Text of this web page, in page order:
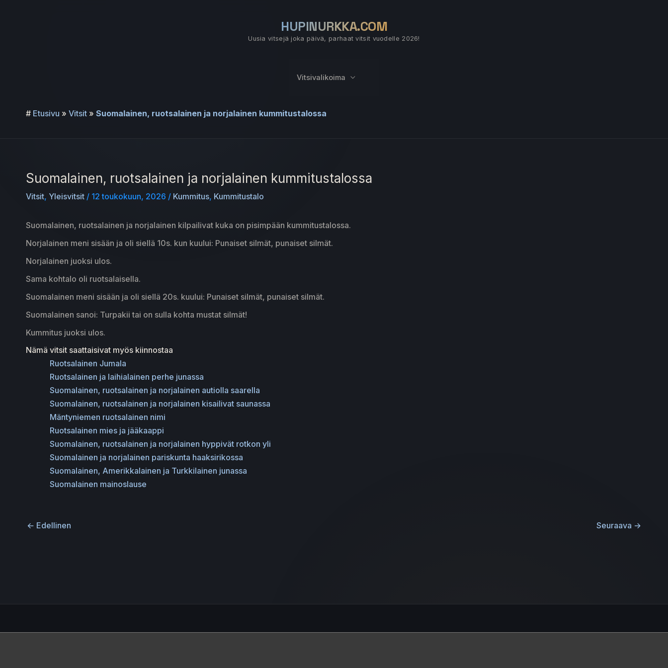
HUPINURKKA.COM
Uusia vitsejä joka päivä, parhaat vitsit vuodelle 2026!
Vitsivalikoima
# Etusivu » Vitsit » Suomalainen, ruotsalainen ja norjalainen kummitustalossa
Suomalainen, ruotsalainen ja norjalainen kummitustalossa
Vitsit, Yleisvitsit / 12 toukokuun, 2026 / Kummitus, Kummitustalo
Suomalainen, ruotsalainen ja norjalainen kilpailivat kuka on pisimpään kummitustalossa.
Norjalainen meni sisään ja oli siellä 10s. kun kuului: Punaiset silmät, punaiset silmät.
Norjalainen juoksi ulos.
Sama kohtalo oli ruotsalaisella.
Suomalainen meni sisään ja oli siellä 20s. kuului: Punaiset silmät, punaiset silmät.
Suomalainen sanoi: Turpakii tai on sulla kohta mustat silmät!
Kummitus juoksi ulos.
Nämä vitsit saattaisivat myös kiinnostaa
Ruotsalainen Jumala
Ruotsalainen ja laihialainen perhe junassa
Suomalainen, ruotsalainen ja norjalainen autiolla saarella
Suomalainen, ruotsalainen ja norjalainen kisailivat saunassa
Mäntyniemen ruotsalainen nimi
Ruotsalainen mies ja jääkaappi
Suomalainen, ruotsalainen ja norjalainen hyppivät rotkon yli
Suomalainen ja norjalainen pariskunta haaksirikossa
Suomalainen, Amerikkalainen ja Turkkilainen junassa
Suomalainen mainoslause
← Edellinen Seuraava →